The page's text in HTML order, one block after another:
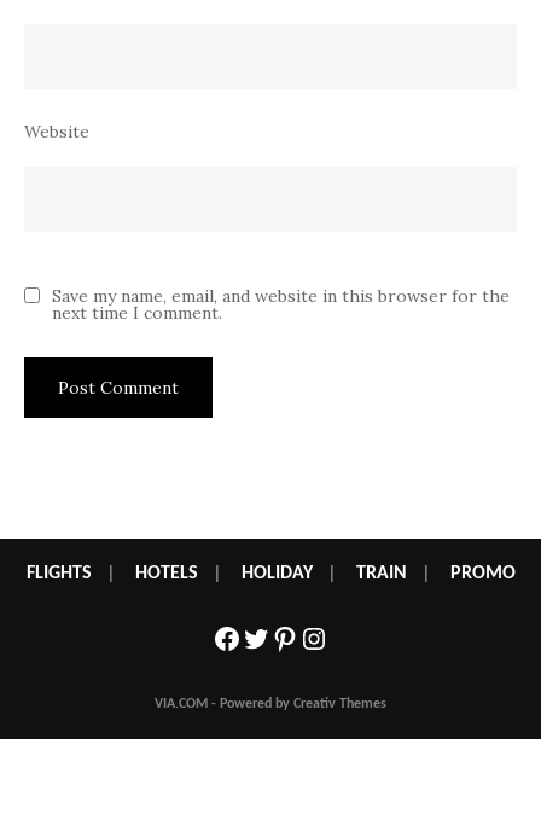
Website
Save my name, email, and website in this browser for the
next time I comment.
FLIGHTS HOTELS HOLIDAY| TRAIN PROMO
Facebook
Twitter
Pinterest
Instagram
VIA.COM - Powered by Creativ Themes